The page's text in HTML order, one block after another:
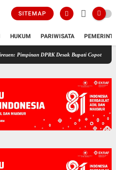
SITEMAP
HUKUM PARIWISATA
DPRK Desak Bupati Copot Camat Jangka